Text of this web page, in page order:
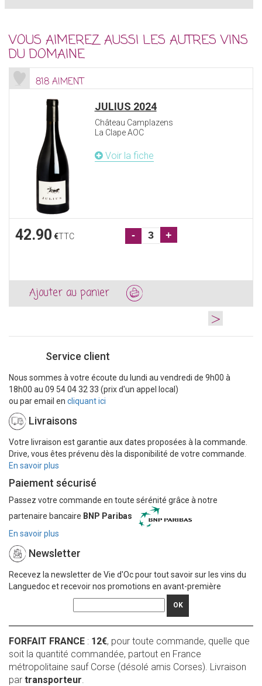
VOUS AIMEREZ AUSSI LES AUTRES VINS
DU DOMAINE
818 AIMENT
JULIUS 2024
Château Camplazens
La Clape AOC
Voir la fiche
42.90 €TTC - +
Ajouter au panier
>
Service client
Nous sommes à votre écoute du lundi au vendredi de 9h00 à
18h00 au 09 54 04 32 33 (prix d'un appel local)
ou par email en cliquant ici
Livraisons
Votre livraison est garantie aux dates proposées à la commande.
Drive, vous êtes prévenu dès la disponibilité de votre commande.
En savoir plus
Paiement sécurisé
Passez votre commande en toute sérénité grâce à notre
partenaire bancaire BNP Paribas
En savoir plus
Newsletter
Recevez la newsletter de Vie d'Oc pour tout savoir sur les vins du
Languedoc et recevoir nos promotions en avant-première
OK
FORFAIT FRANCE : 12€, pour toute commande, quelle que
soit la quantité commandée, partout en France
métropolitaine sauf Corse (désolé amis Corses). Livraison
par transporteur.